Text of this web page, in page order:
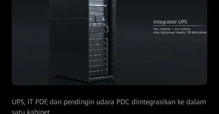
UPS, IT PDF, dan pendingin udara PDC diintegrasikan ke dalam
satu kabinet